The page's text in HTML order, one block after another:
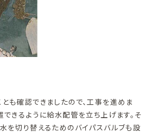
も確認できましたので、工事を進めま
できるように給水配管を立ち上げます。そ
を切り替えるためのバイパスバルブも設